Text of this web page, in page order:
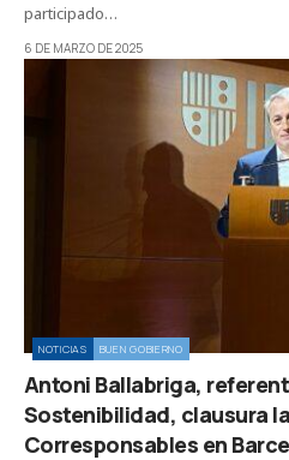
participado…
6 DE MARZO DE 2025
NOTICIAS BUEN GOBIERNO
Antoni Ballabriga,
Sostenibilidad, clausura
Corresponsables en